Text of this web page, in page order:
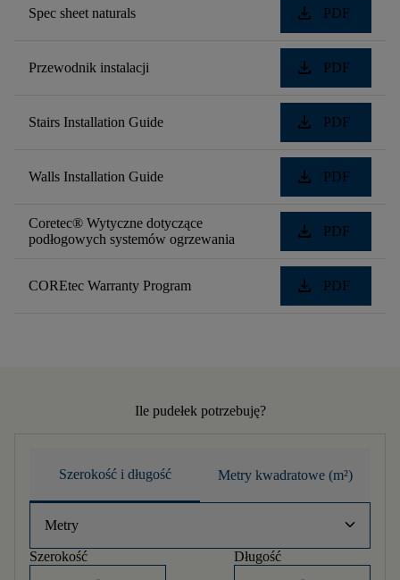
Spec sheet naturals download PDF
Przewodnik instalacji download PDF
Stairs Installation Guide download PDF
Walls Installation Guide download PDF
Coretec® Wytyczne dotyczące
podłogowych systemów ogrzewania
download PDF
COREtec Warranty Program download PDF
Ile pudełek potrzebuję?
Szerokość i długość Metry kwadratowe (m²)
Metry keyboard_arrow_down
Szerokość Długość